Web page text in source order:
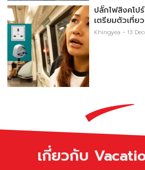
ปลั๊กไฟสิงคโป
เตรียมตัวเที่ย
Khingyea 13
เกี่ยวกับ